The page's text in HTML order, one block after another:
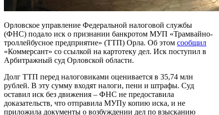
Орловское управление Федеральной налоговой службы
(ФНС) подало иск о признании банкротом МУП «Трамвайно-
троллейбусное предприятие» (ТТП) Орла. Об этом сообщил
«Коммерсант» со ссылкой на картотеку дел. Иск поступил в
Арбитражный суд Орловской области.
Долг ТТП перед налоговиками оценивается в 35,74 млн
рублей. В эту сумму входят налоги, пени и штрафы. Суд
оставил иск без движения – ФНС не предоставила
доказательств, что отправила МУПу копию иска, и не
приложила документы о возбуждении дел по взысканию